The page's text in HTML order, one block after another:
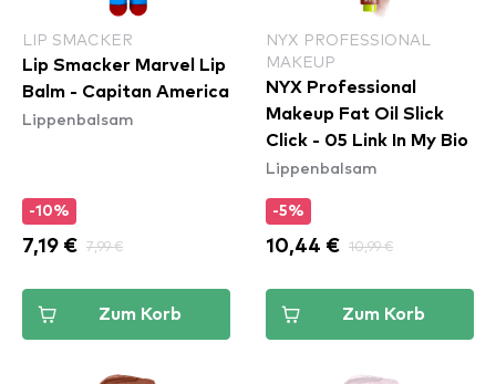
LIP SMACKER
Lip Smacker Marvel Lip
Balm - Capitan America
Lippenbalsam
-10%
7,19 € 7,99 €
Zum Korb
NYX PROFESSIONAL
MAKEUP
NYX Professional
Makeup Fat Oil Slick
Click - 05 Link In My Bio
Lippenbalsam
-5%
10,44 € 10,99 €
Zum Korb